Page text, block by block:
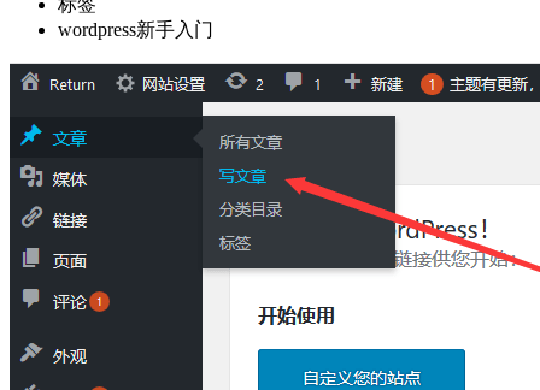
标签
wordpress新手入门